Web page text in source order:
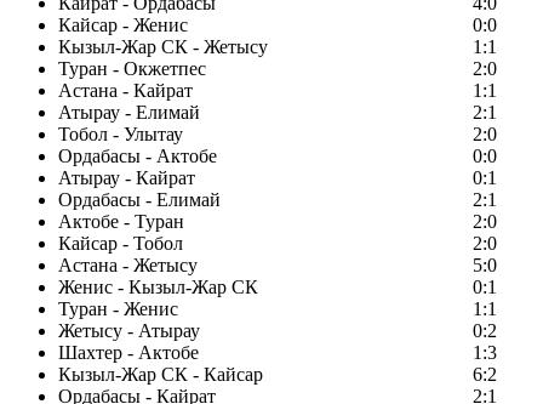
Кайсар - Женис
0:0
Кызыл-Жар СК - Жетысу
1:1
Туран - Окжетпес
2:0
Астана - Кайрат
1:1
Атырау - Елимай
2:1
Тобол - Улытау
2:0
Ордабасы - Актобе
0:0
Атырау - Кайрат
0:1
Ордабасы - Елимай
2:1
Актобе - Туран
2:0
Кайсар - Тобол
2:0
Астана - Жетысу
5:0
Женис - Кызыл-Жар СК
0:1
Туран - Женис
1:1
Жетысу - Атырау
0:2
Шахтер - Актобе
1:3
Кызыл-Жар СК - Кайсар
6:2
Ордабасы - Кайрат
2:1